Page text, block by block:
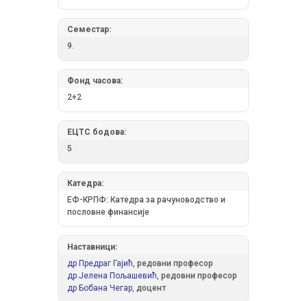
Семестар:
9.
Фонд часова:
2+2
ЕЦТС бодова:
5
Катедра:
ЕФ-КРПФ: Катедра за рачуноводство и
пословне финансије
Наставници:
др Предраг Гајић, редовни професор
др Јелена Пољашевић, редовни професор
др Бобана Чегар, доцент